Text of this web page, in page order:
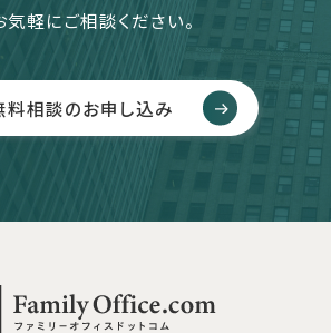
軽にご相談ください。
料相談のお申し込み